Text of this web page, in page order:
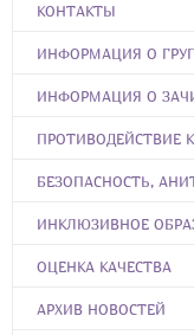
КОНТАКТЫ
ИНФОРМАЦИЯ О
ИНФОРМАЦИЯ О
ПРОТИВОДЕЙСТВИЕ
БЕЗОПАСНОСТЬ,
ИНКЛЮЗИВНОЕ
ОЦЕНКА КАЧЕСТВА
АРХИВ НОВОСТЕЙ